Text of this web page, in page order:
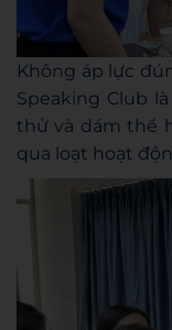
Không áp lực
Speaking Club
thử và dám thể
qua loạt hoạt